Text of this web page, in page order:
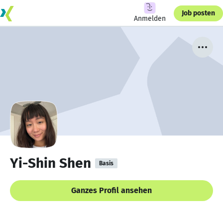
Anmelden
Job posten
Yi-Shin Shen Basis
Ganzes Profil ansehen